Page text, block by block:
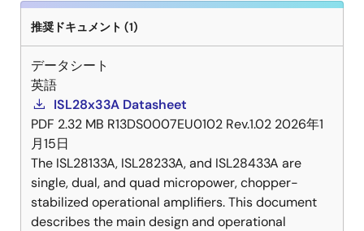
推奨ドキュメント (1)
データシート
英語
ISL28x33A Datasheet
PDF 2.32 MB R13DS0007EU0102 Rev.1.02 2026年1
月15日
The ISL28133A, ISL28233A, and ISL28433A are
single, dual, and quad micropower, chopper-
stabilized operational amplifiers. This document
describes the main design and operational